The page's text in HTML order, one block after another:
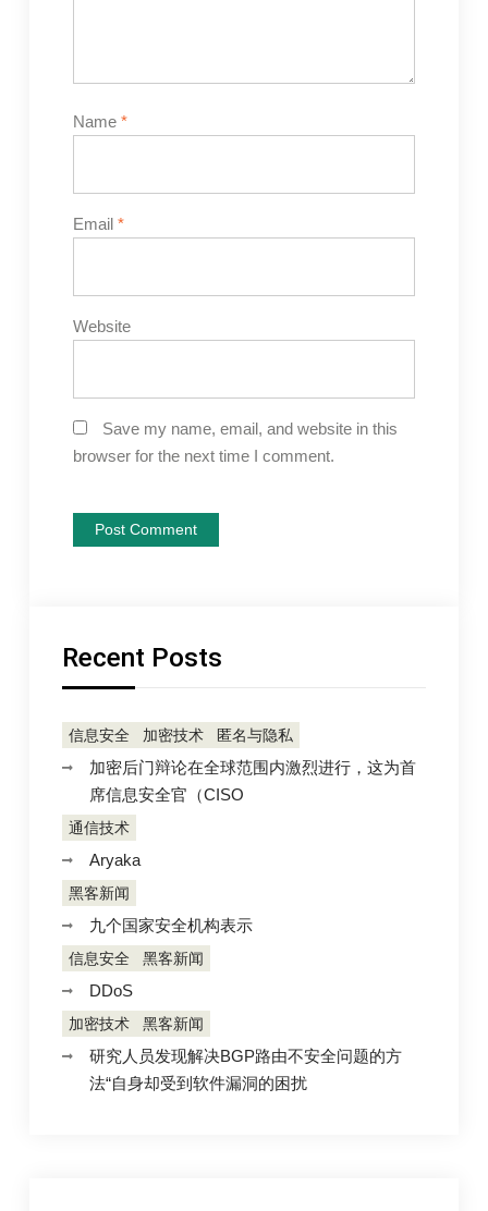
Name *
Email *
Website
Save my name, email, and website in this
browser for the next time I comment.
Recent Posts
信息安全 加密技术 匿名与隐私
加密后门辩论在全球范围内激烈进行，这为首
席信息安全官（CISO
通信技术
Aryaka
黑客新闻
九个国家安全机构表示
信息安全 黑客新闻
DDoS
加密技术 黑客新闻
研究人员发现解决BGP路由不安全问题的方
法“自身却受到软件漏洞的困扰